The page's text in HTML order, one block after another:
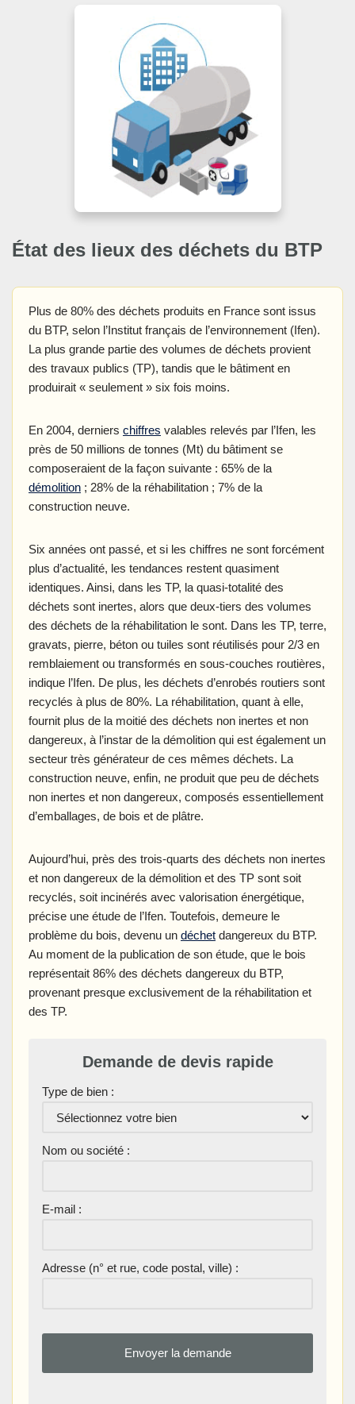
État des lieux des déchets du BTP
Plus de 80% des déchets produits en France sont issus
du BTP, selon l’Institut français de l’environnement (Ifen).
La plus grande partie des volumes de déchets provient
des travaux publics (TP), tandis que le bâtiment en
produirait « seulement » six fois moins.
En 2004, derniers chiffres valables relevés par l’Ifen, les
près de 50 millions de tonnes (Mt) du bâtiment se
composeraient de la façon suivante : 65% de la
démolition ; 28% de la réhabilitation ; 7% de la
construction neuve.
Six années ont passé, et si les chiffres ne sont forcément
plus d’actualité, les tendances restent quasiment
identiques. Ainsi, dans les TP, la quasi-totalité des
déchets sont inertes, alors que deux-tiers des volumes
des déchets de la réhabilitation le sont. Dans les TP, terre,
gravats, pierre, béton ou tuiles sont réutilisés pour 2/3 en
remblaiement ou transformés en sous-couches routières,
indique l’Ifen. De plus, les déchets d’enrobés routiers sont
recyclés à plus de 80%. La réhabilitation, quant à elle,
fournit plus de la moitié des déchets non inertes et non
dangereux, à l’instar de la démolition qui est également un
secteur très générateur de ces mêmes déchets. La
construction neuve, enfin, ne produit que peu de déchets
non inertes et non dangereux, composés essentiellement
d’emballages, de bois et de plâtre.
Aujourd’hui, près des trois-quarts des déchets non inertes
et non dangereux de la démolition et des TP sont soit
recyclés, soit incinérés avec valorisation énergétique,
précise une étude de l’Ifen. Toutefois, demeure le
problème du bois, devenu un déchet dangereux du BTP.
Au moment de la publication de son étude, que le bois
représentait 86% des déchets dangereux du BTP,
provenant presque exclusivement de la réhabilitation et
des TP.
Demande de devis rapide
Type de bien :
Nom ou société :
E-mail :
Adresse (n° et rue, code postal, ville) :